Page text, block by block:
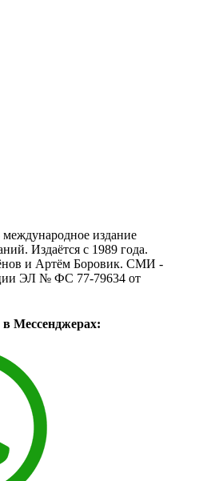
издание
Издаётся с 1989 года.
и Артём Боровик. CМИ -
ЭЛ № ФС 77-79634 от
Мессенджерах: